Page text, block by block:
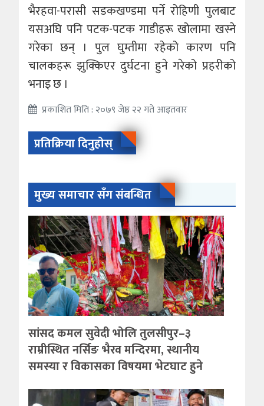
भैरहवा-परासी सडकखण्डमा पर्ने रोहिणी पुलबाट
यसअघि पनि पटक-पटक गाडीहरू खोलामा खस्ने
गरेका छन् । पुल घुम्तीमा रहेको कारण पनि
चालकहरू झुक्किएर दुर्घटना हुने गरेको प्रहरीको
भनाइ छ ।
प्रकाशित मिति : २०७९ जेष्ठ २२ गते आइतवार
प्रतिक्रिया दिनुहोस्
मुख्य समाचार सँग संबन्धित
सांसद कमल सुवेदी भोलि तुलसीपुर–३
राम्रीस्थित नर्सिङ भैरव मन्दिरमा, स्थानीय
समस्या र विकासका विषयमा भेटघाट हुने